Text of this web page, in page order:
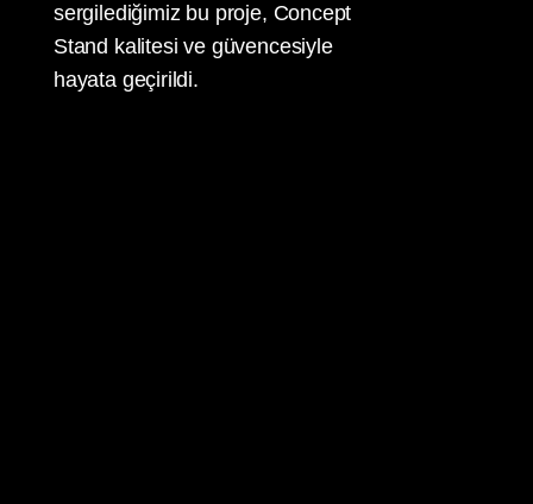
sergilediğimiz bu proje, Concept
Stand kalitesi ve güvencesiyle
hayata geçirildi.